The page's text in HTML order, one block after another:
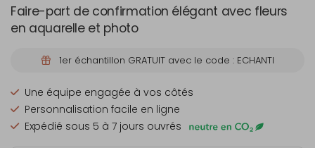
Faire-part de confirmation élégant avec fleurs
en aquarelle et photo
1er échantillon GRATUIT avec le code : ECHANTI
Une équipe engagée à vos côtés
Personnalisation facile en ligne
Expédié sous 5 à 7 jours ouvrés